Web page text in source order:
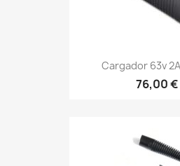
Cargador 63v
76,00 €